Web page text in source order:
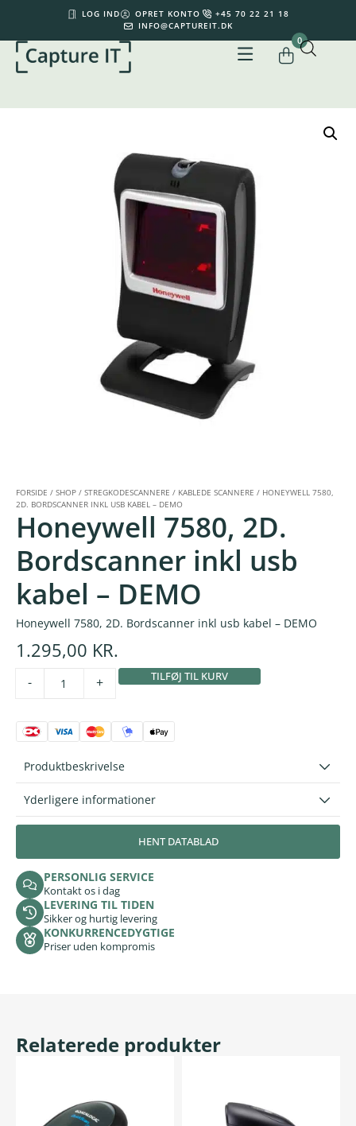
LOG IND OPRET KONTO
+45 70 22 21 18
INFO@CAPTUREIT.DK
0
KØB FOR
500,00
MERE FOR GRATIS FRAGT
SE KURV
GÅ TIL KASSE
FORSIDE / SHOP / STREGKODESCANNERE / KABLEDE SCANNERE / HONEYWELL 7580,
2D. BORDSCANNER INKL USB KABEL – DEMO
Honeywell 7580, 2D.
Bordscanner inkl usb
kabel – DEMO
Honeywell 7580, 2D. Bordscanner inkl usb kabel – DEMO
1.295,00 KR.
- + TILFØJ TIL KURV
Produktbeskrivelse
Yderligere informationer
HENT DATABLAD
PERSONLIG SERVICE
Kontakt os i dag
LEVERING TIL TIDEN
Sikker og hurtig levering
KONKURRENCEDYGTIGE
Priser uden kompromis
Relaterede produkter